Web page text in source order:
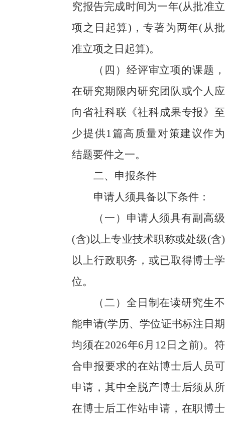
究报告完成时间为一年(从批准立
项之日起算)，专著为两年(从批
准立项之日起算)。
（四） 经评审立项的课题，
在研究期限内研究团队或个人应
向省社科联《社科成果专报》至
少提供1篇高质量对策建议作为
结题要件之一。
二、申报条件
申请人须具备以下条件：
（一） 申请人须具有副高级
(含)以上专业技术职称或处级(含)
以上行政职务，或已取得博士学
位。
（二） 全日制在读研究生不
能申请(学历、学位证书标注日期
均须在2026年6月12日之前)。符
合申报要求的在站博士后人员可
申请，其中全脱产博士后须从所
在博士后工作站申请，在职博士